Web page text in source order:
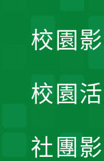
校園
校園
社團